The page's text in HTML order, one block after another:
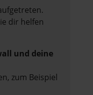
dir helfen
und deine
zum Beispiel